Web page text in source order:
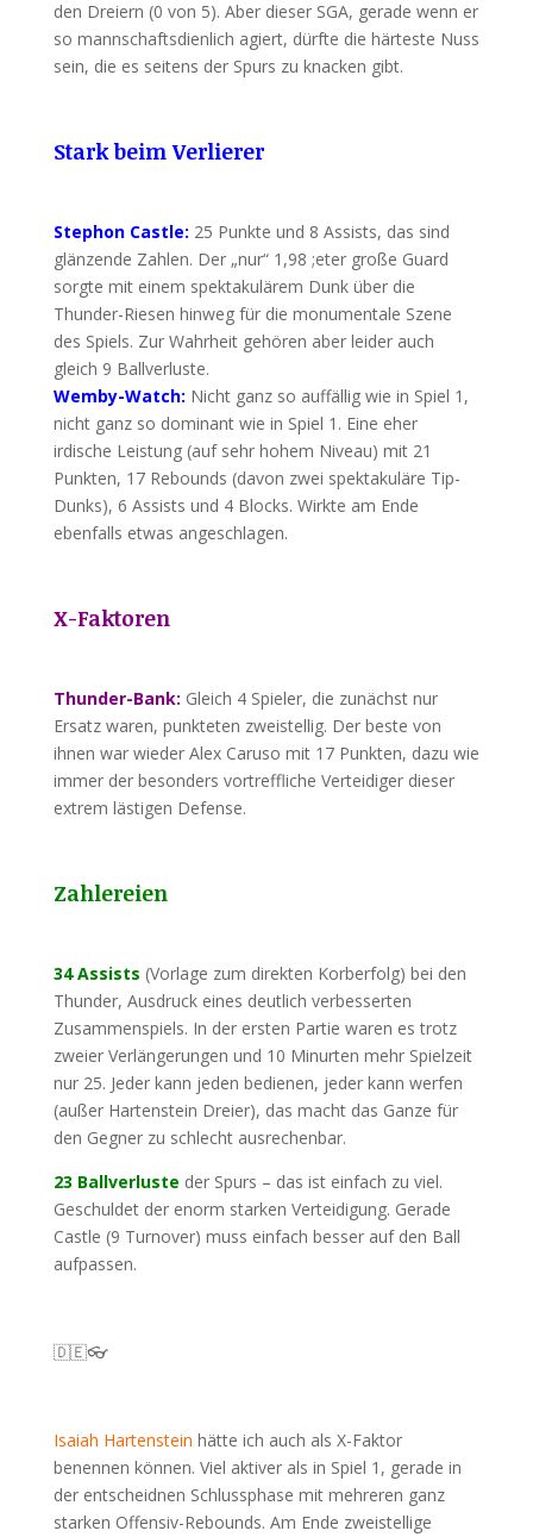
den Dreiern (0 von 5). Aber dieser SGA, gerade wenn er
so mannschaftsdienlich agiert, dürfte die härteste Nuss
sein, die es seitens der Spurs zu knacken gibt.
Stark beim Verlierer
Stephon Castle: 25 Punkte und 8 Assists, das sind
glänzende Zahlen. Der „nur“ 1,98 ;eter große Guard
sorgte mit einem spektakulärem Dunk über die
Thunder-Riesen hinweg für die monumentale Szene
des Spiels. Zur Wahrheit gehören aber leider auch
gleich 9 Ballverluste.
Wemby-Watch: Nicht ganz so auffällig wie in Spiel 1,
nicht ganz so dominant wie in Spiel 1. Eine eher
irdische Leistung (auf sehr hohem Niveau) mit 21
Punkten, 17 Rebounds (davon zwei spektakuläre Tip-
Dunks), 6 Assists und 4 Blocks. Wirkte am Ende
ebenfalls etwas angeschlagen.
X-Faktoren
Thunder-Bank: Gleich 4 Spieler, die zunächst nur
Ersatz waren, punkteten zweistellig. Der beste von
ihnen war wieder Alex Caruso mit 17 Punkten, dazu wie
immer der besonders vortreffliche Verteidiger dieser
extrem lästigen Defense.
Zahlereien
34 Assists (Vorlage zum direkten Korberfolg) bei den
Thunder, Ausdruck eines deutlich verbesserten
Zusammenspiels. In der ersten Partie waren es trotz
zweier Verlängerungen und 10 Minurten mehr Spielzeit
nur 25. Jeder kann jeden bedienen, jeder kann werfen
(außer Hartenstein Dreier), das macht das Ganze für
den Gegner zu schlecht ausrechenbar.
23 Ballverluste der Spurs – das ist einfach zu viel.
Geschuldet der enorm starken Verteidigung. Gerade
Castle (9 Turnover) muss einfach besser auf den Ball
aufpassen.
🇩🇪👓
Isaiah Hartenstein hätte ich auch als X-Faktor
benennen können. Viel aktiver als in Spiel 1, gerade in
der entscheidnen Schlussphase mit mehreren ganz
starken Offensiv-Rebounds. Am Ende zweistellige